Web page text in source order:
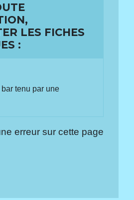
LES FICHES
:
tenu par une
erreur sur cette page